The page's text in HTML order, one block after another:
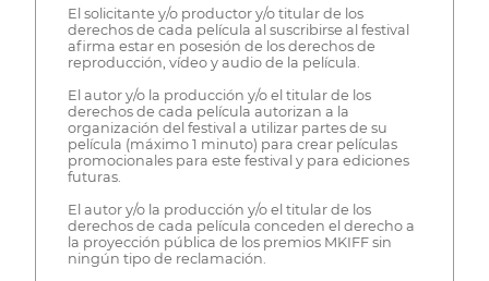
El solicitante y/o productor y/o titular de los
derechos de cada película al suscribirse al festival
afirma estar en posesión de los derechos de
reproducción, vídeo y audio de la película.
El autor y/o la producción y/o el titular de los
derechos de cada película autorizan a la
organización del festival a utilizar partes de su
película (máximo 1 minuto) para crear películas
promocionales para este festival y para ediciones
futuras.
El autor y/o la producción y/o el titular de los
derechos de cada película conceden el derecho a
la proyección pública de los premios MKIFF sin
ningún tipo de reclamación.